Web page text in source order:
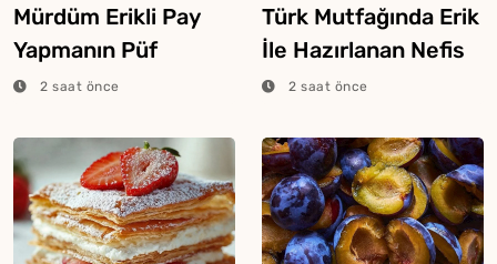
Mürdüm Erikli Pay
Yapmanın Püf
Noktaları
2 saat önce
Türk Mutfağında Erik
İle Hazırlanan Nefis
Yemekler
2 saat önce